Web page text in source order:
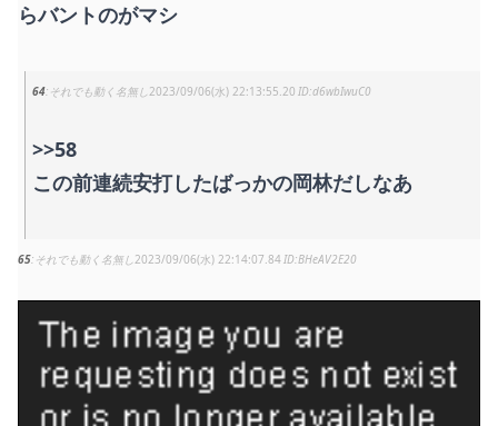
らバントのがマシ
64 それでも動く名無し 2023/09/06(水) 22:13:55.20 d6wbIwuC0
>>58
この前連続安打したばっかの岡林だしなあ
65 それでも動く名無し 2023/09/06(水) 22:14:07.84 BHeAV2E20